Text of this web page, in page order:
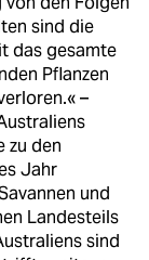
sind die
das gesamte
Pflanzen
–
zu den
Jahr
und
Landesteils
sind